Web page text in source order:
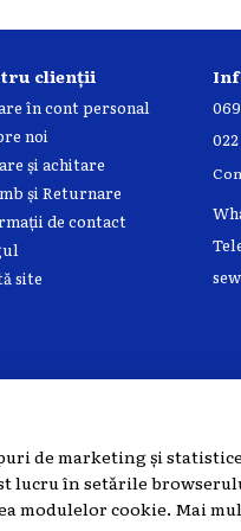
clienții
în cont personal
noi
și achitare
și Returnare
de contact
site
de marketing și
lucru în setările
modulelor cookie. Mai